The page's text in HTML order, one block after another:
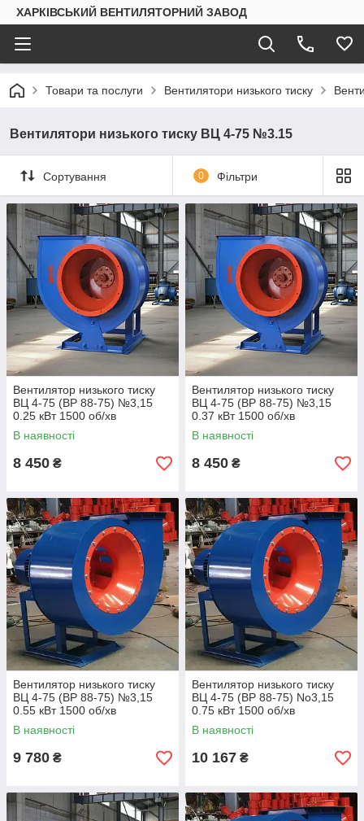
ХАРКІВСЬКИЙ ВЕНТИЛЯТОРНИЙ ЗАВОД
Товари та послуги Вентилятори низького тиску
Вентилятори низького тиску ВЦ 4-75 №3.15
Сортування 0 Фільтри
Вентилятор низького тиску
ВЦ 4-75 (ВР 88-75) №3,15
0.25 кВт 1500 об/хв
В наявності
8 450 ₴
Вентилятор низького тиску
ВЦ 4-75 (ВР 88-75) №3,15
0.37 кВт 1500 об/хв
В наявності
8 450 ₴
Вентилятор низького тиску
ВЦ 4-75 (ВР 88-75) №3,15
0.55 кВт 1500 об/хв
В наявності
9 780 ₴
Вентилятор низького тиску
ВЦ 4-75 (ВР 88-75) No3,15
0.75 кВт 1500 об/хв
В наявності
10 167 ₴